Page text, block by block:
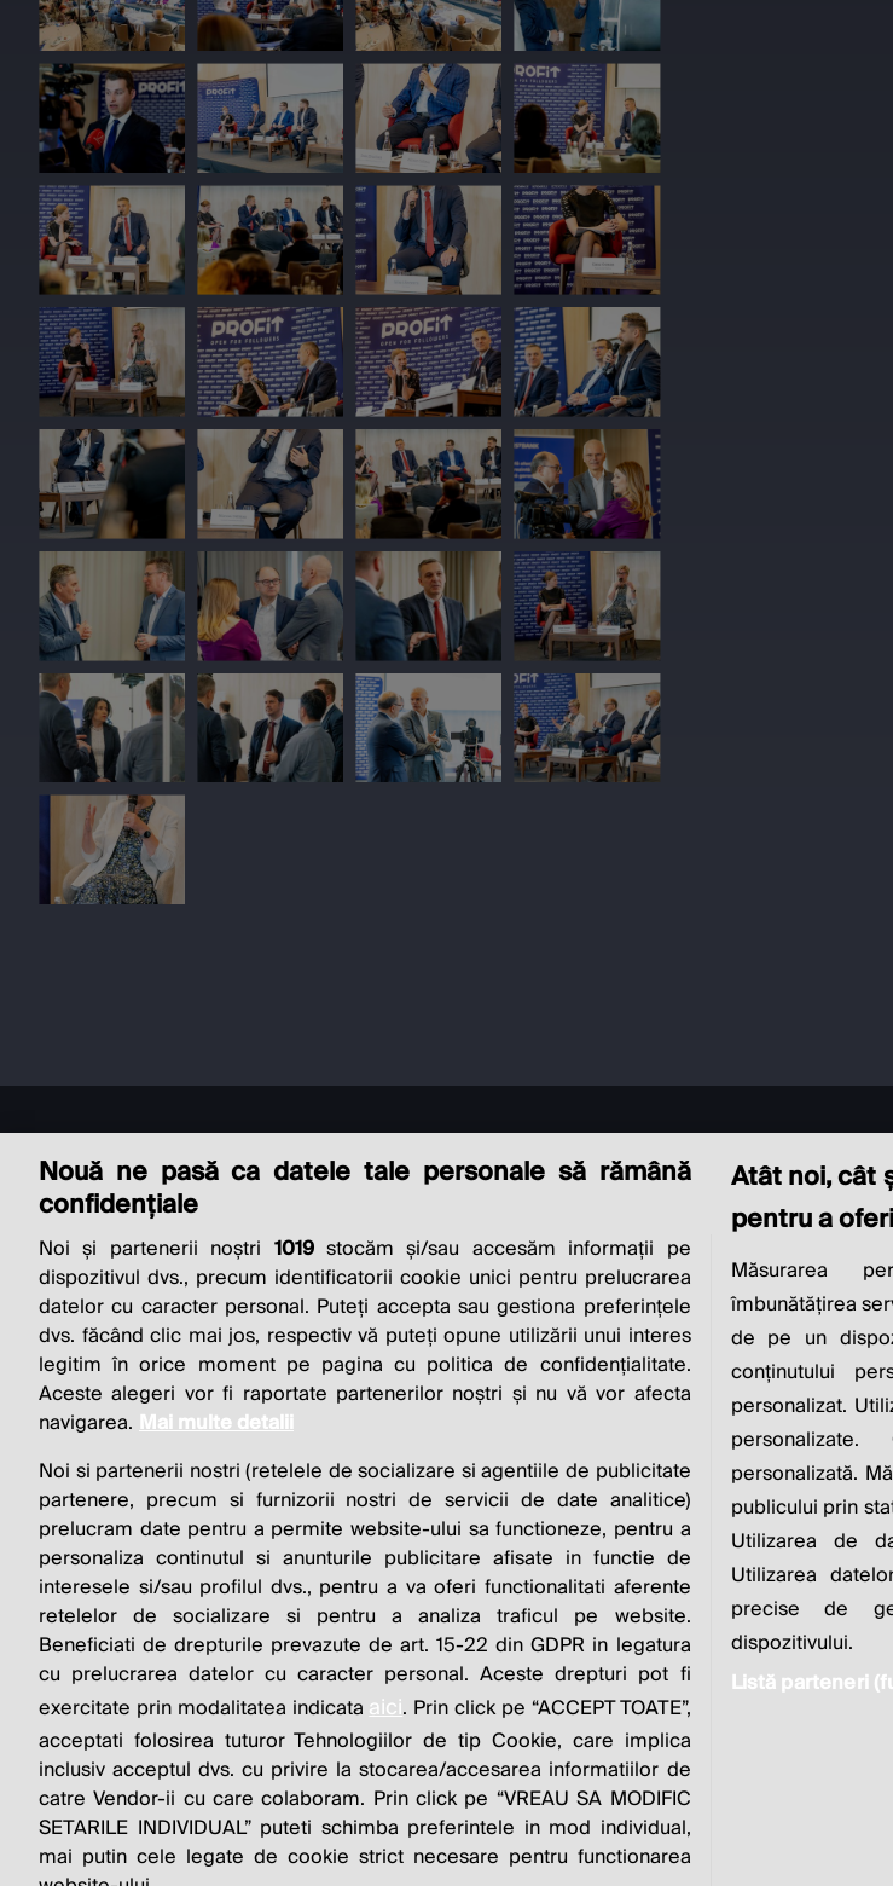
THE SOCIAL
BUSINESS IS TO
Milton
© 2026 Profit.ro. Toate drepturile rezervate. Dezvoltat de
1616.ro
Contact Publicitate
noi
Nouă ne pasă ca datele tale personale să rămână
confidențiale
Noi și partenerii noștri 1019stocăm și/sau accesăm informații pe
dispozitivul dvs., precum identificatorii cookie unici pentru prelucrarea
datelor cu caracter personal. Puteți accepta sau gestiona preferințele
dvs. făcând clic mai jos, respectiv vă puteți opune utilizării unui interes
legitim în orice moment pe pagina cu politica de confidențialitate.
Aceste alegeri vor fi raportate partenerilor noștri și nu vă vor afecta
navigarea. Mai multe detalii
Noi si partenerii nostri (retelele de socializare si agentiile de publicitate
partenere, precum si furnizorii nostri de servicii de date analitice)
prelucram date pentru a permite website-ului sa functioneze, pentru a
personaliza continutul si anunturile publicitare afisate in functie de
interesele si/sau profilul dvs., pentru a va oferi functionalitati aferente
retelelor de socializare si pentru a analiza traficul pe website.
Beneficiati de drepturile prevazute de art. 15-22 din GDPR in legatura
cu prelucrarea datelor cu caracter personal. Aceste drepturi pot fi
exercitate prin modalitatea indicata aici. Prin click pe “ACCEPT TOATE”,
acceptati folosirea tuturor Tehnologiilor de tip Cookie, care implica
inclusiv acceptul dvs. cu privire la stocarea/accesarea informatiilor de
catre Vendor-ii cu care colaboram. Prin click pe “VREAU SA MODIFIC
SETARILE INDIVIDUAL” puteti schimba preferintele in mod individual,
mai putin cele legate de cookie strict necesare pentru functionarea
Atât noi, cât
pentru a
Măsurarea
îmbunătățirea
de pe un
conținutului
personalizat.
personalizată.
publicului prin
Utilizarea de
Utilizarea
precise de
dispozitivului.
Listă parteneri